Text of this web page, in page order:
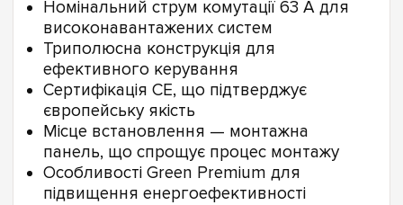
Номінальний струм комутації 63 А для
високонавантажених систем
Триполюсна конструкція для
ефективного керування
Сертифікація CE, що підтверджує
європейську якість
Місце встановлення — монтажна
панель, що спрощує процес монтажу
Особливості Green Premium для
підвищення енергоефективності